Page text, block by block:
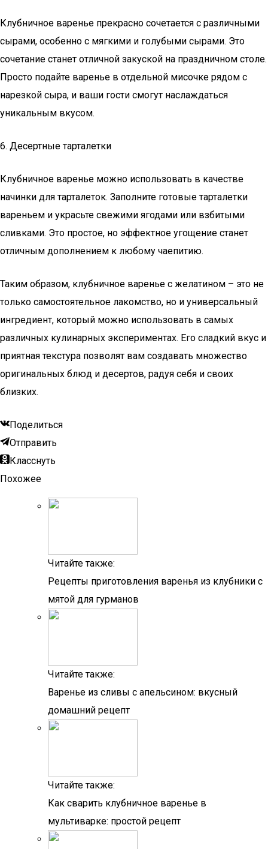
Клубничное варенье прекрасно сочетается с различными
сырами, особенно с мягкими и голубыми сырами. Это
сочетание станет отличной закуской на праздничном столе.
Просто подайте варенье в отдельной мисочке рядом с
нарезкой сыра, и ваши гости смогут наслаждаться
уникальным вкусом.
6. Десертные тарталетки
Клубничное варенье можно использовать в качестве
начинки для тарталеток. Заполните готовые тарталетки
вареньем и украсьте свежими ягодами или взбитыми
сливками. Это простое, но эффектное угощение станет
отличным дополнением к любому чаепитию.
Таким образом, клубничное варенье с желатином – это не
только самостоятельное лакомство, но и универсальный
ингредиент, который можно использовать в самых
различных кулинарных экспериментах. Его сладкий вкус и
приятная текстура позволят вам создавать множество
оригинальных блюд и десертов, радуя себя и своих
близких.
Поделиться
Отправить
Класснуть
Похожее
Читайте также:
Рецепты приготовления варенья из клубники с
мятой для гурманов
Читайте также:
Варенье из сливы с апельсином: вкусный
домашний рецепт
Читайте также:
Как сварить клубничное варенье в
мультиварке: простой рецепт